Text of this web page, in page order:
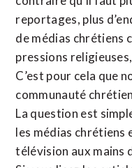
reportages, plus
de médias chrétiens
pressions
C’est pour cela que
communauté
La question est
les médias chrétiens
télévision aux mains